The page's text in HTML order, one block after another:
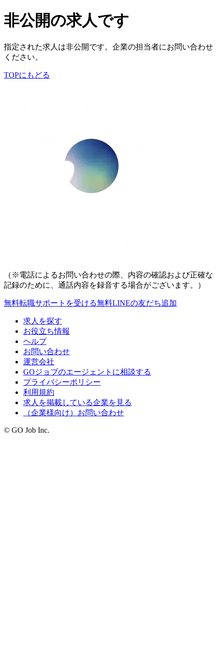
非公開の求人です
指定された求人は非公開です。企業の担当者にお問い合わせ
ください。
TOPにもどる
（※電話によるお問い合わせの際、内容の確認および正確な
記録のために、通話内容を録音する場合がございます。）
無料転職サポートを受ける無料LINEの友だち追加
求人を探す
お役立ち情報
ヘルプ
お問い合わせ
運営会社
GOジョブのエージェントに相談する
プライバシーポリシー
利用規約
求人を掲載している企業を見る
（企業様向け）お問い合わせ
© GO Job Inc.